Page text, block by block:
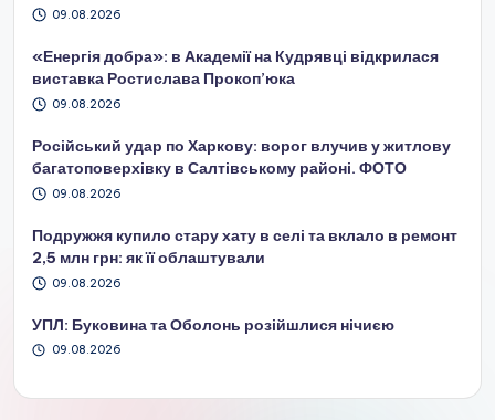
09.08.2026
«Енергія добра»: в Академії на Кудрявці відкрилася
виставка Ростислава Прокоп’юка
09.08.2026
Російський удар по Харкову: ворог влучив у житлову
багатоповерхівку в Салтівському районі. ФОТО
09.08.2026
Подружжя купило стару хату в селі та вклало в ремонт
2,5 млн грн: як її облаштували
09.08.2026
УПЛ: Буковина та Оболонь розійшлися нічиєю
09.08.2026